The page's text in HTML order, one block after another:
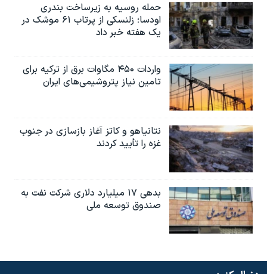
حمله روسیه به زیرساخت بندری
اودسا؛ زلنسکی از پرتاب ۶۱ موشک در
یک هفته خبر داد
واردات ۴۵۰ مگاوات برق از ترکیه برای
تامین نیاز پتروشیمی‌های ایران
نتانیاهو و کاتز آغاز بازسازی در جنوب
غزه را تأیید کردند
بدهی ۱۷ میلیارد دلاری شرکت نفت به
صندوق توسعه ملی